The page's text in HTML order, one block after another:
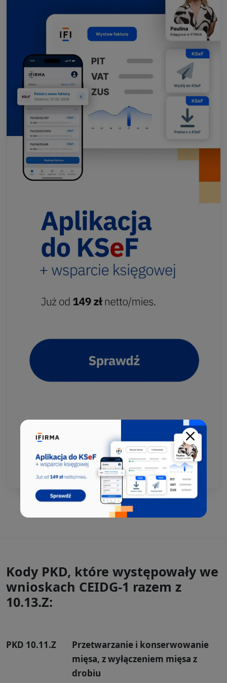
Kody PKD, które występowały we
wnioskach CEIDG-1 razem z
10.13.Z:
PKD 10.11.Z
Przetwarzanie i konserwowanie
mięsa, z wyłączeniem mięsa z
drobiu